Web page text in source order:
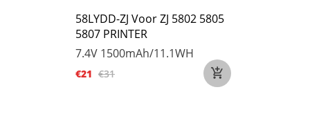
58LYDD-ZJ Voor ZJ 5802 5805
5807 PRINTER
7.4V 1500mAh/11.1WH
€21 €31